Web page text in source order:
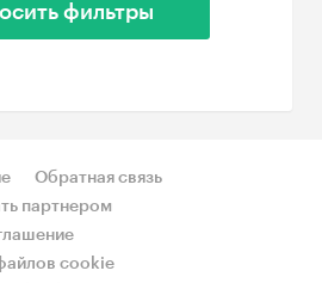
фильтры
Обратная связь
партнером
cookie